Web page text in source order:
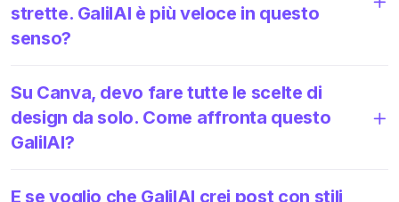
strette. GalilAI è più veloce in questo
senso?
Su Canva, devo fare tutte le scelte di
design da solo. Come affronta questo
GalilAI?
E se voglio che GalilAI crei post con stili